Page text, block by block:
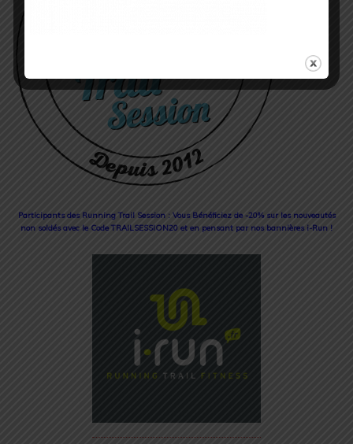
Participants des Running Trail Session : Vous Bénéficiez de -20% sur les nouveautés
non soldés avec le Code TRAILSESSION20 et en pensant par nos bannières i-Run !